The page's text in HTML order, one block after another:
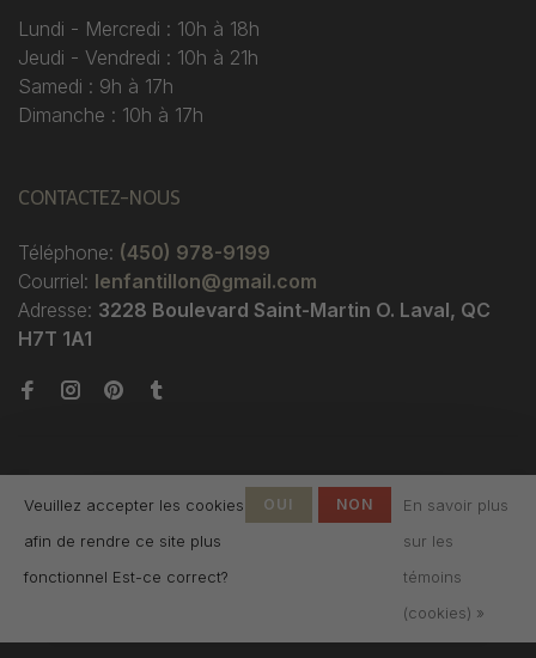
Lundi - Mercredi : 10h à 18h
Jeudi - Vendredi : 10h à 21h
Samedi : 9h à 17h
Dimanche : 10h à 17h
CONTACTEZ-NOUS
Téléphone: (450) 978-9199
Courriel: lenfantillon@gmail.com
Adresse: 3228 Boulevard Saint-Martin O. Laval, QC
H7T 1A1
© Copyright 2026 Boutique
L'Enfantillon
Veuillez accepter les cookies
afin de rendre ce site plus
fonctionnel Est-ce correct?
OUI NON
En savoir plus
sur les
témoins
(cookies) »